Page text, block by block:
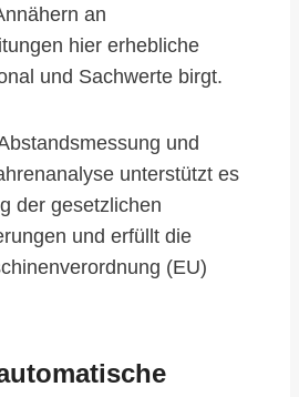
an
hier erhebliche
und Sachwerte birgt.
und
unterstützt es
der gesetzlichen
und erfüllt die
(EU)